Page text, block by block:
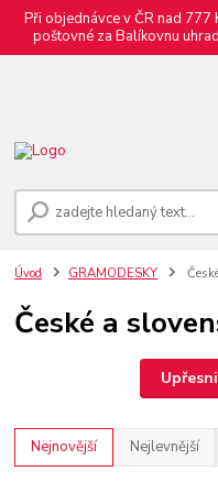
Při objednávce v ČR nad
poštovné za Balíkovnu
Úvod GRAMODESKY
České a
Nejnovější Nejlevnější